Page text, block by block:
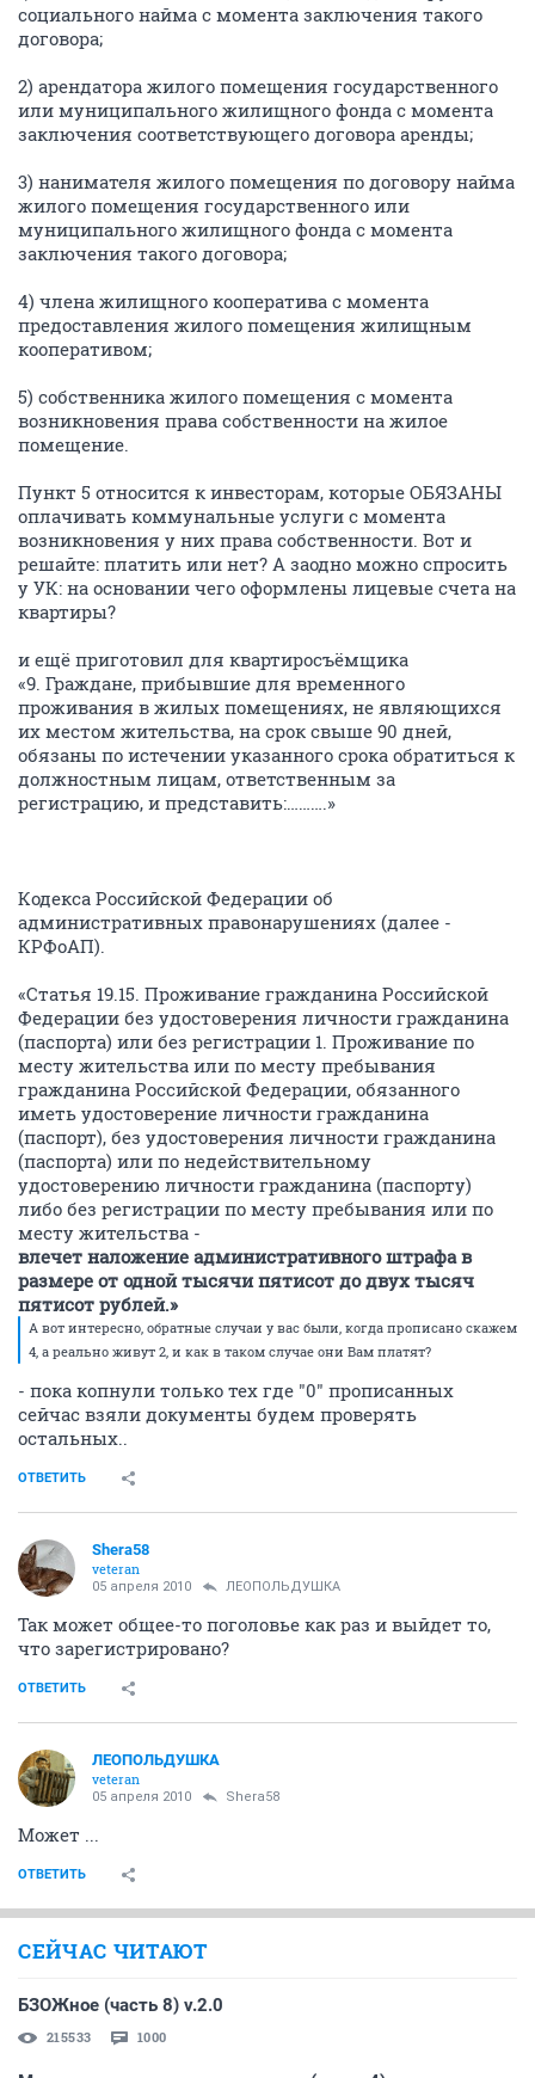
социального найма с момента заключения такого
договора;
2) арендатора жилого помещения государственного
или муниципального жилищного фонда с момента
заключения соответствующего договора аренды;
3) нанимателя жилого помещения по договору найма
жилого помещения государственного или
муниципального жилищного фонда с момента
заключения такого договора;
4) члена жилищного кооператива с момента
предоставления жилого помещения жилищным
кооперативом;
5) собственника жилого помещения с момента
возникновения права собственности на жилое
помещение.
Пункт 5 относится к инвесторам, которые ОБЯЗАНЫ
оплачивать коммунальные услуги с момента
возникновения у них права собственности. Вот и
решайте: платить или нет? А заодно можно спросить
у УК: на основании чего оформлены лицевые счета на
квартиры?
и ещё приготовил для квартиросъёмщика
«9. Граждане, прибывшие для временного
проживания в жилых помещениях, не являющихся
их местом жительства, на срок свыше 90 дней,
обязаны по истечении указанного срока обратиться к
должностным лицам, ответственным за
регистрацию, и представить:……….»
Кодекса Российской Федерации об
административных правонарушениях (далее -
КРФоАП).
«Статья 19.15. Проживание гражданина Российской
Федерации без удостоверения личности гражданина
(паспорта) или без регистрации 1. Проживание по
месту жительства или по месту пребывания
гражданина Российской Федерации, обязанного
иметь удостоверение личности гражданина
(паспорт), без удостоверения личности гражданина
(паспорта) или по недействительному
удостоверению личности гражданина (паспорту)
либо без регистрации по месту пребывания или по
месту жительства -
влечет наложение административного штрафа в
размере от одной тысячи пятисот до двух тысяч
пятисот рублей.»
А вот интересно, обратные случаи у вас были, когда прописано скажем
4, а реально живут 2, и как в таком случае они Вам платят?
- пока копнули только тех где "0" прописанных
сейчас взяли документы будем проверять
остальных..
ОТВЕТИТЬ
Shera58
veteran
05 апреля 2010 ЛЕОПОЛЬДУШКА
Так может общее-то поголовье как раз и выйдет то,
что зарегистрировано?
ОТВЕТИТЬ
ЛЕОПОЛЬДУШКА
veteran
05 апреля 2010 Shera58
Может ...
ОТВЕТИТЬ
СЕЙЧАС ЧИТАЮТ
БЗОЖное (часть 8) v.2.0
215533 1000